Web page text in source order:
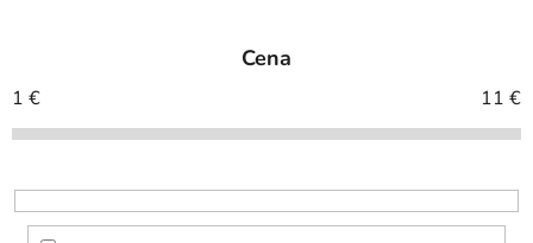
i
e
r
o
Cena
1 € 11 €